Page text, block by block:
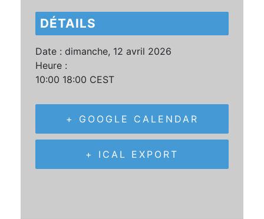
DÉTAILS
Date : dimanche, 12 avril 2026
Heure :
10:00 18:00 CEST
+ GOOGLE CALENDAR
+ ICAL EXPORT